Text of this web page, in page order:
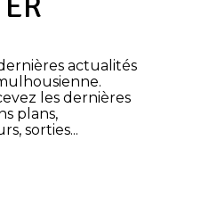
actualités
les dernières
plans,
sorties...